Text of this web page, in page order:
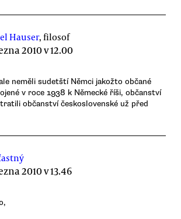
Hauser, filosof
2010 v 12.00
neměli sudetští Němci jakožto občané
v roce 1938 k Německé říši, občanství
občanství československé už před
2010 v 13.46